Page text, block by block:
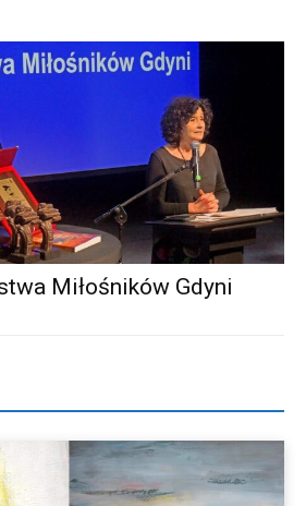
Miłośników Gdyni